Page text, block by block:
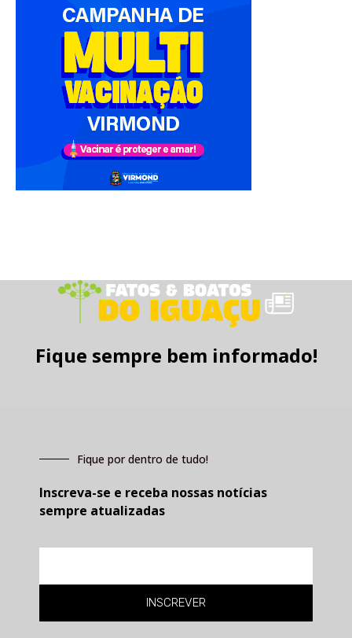
Fique sempre bem informado!
Fique por dentro de tudo!
Inscreva-se e receba nossas notícias
sempre atualizadas
INSCREVER